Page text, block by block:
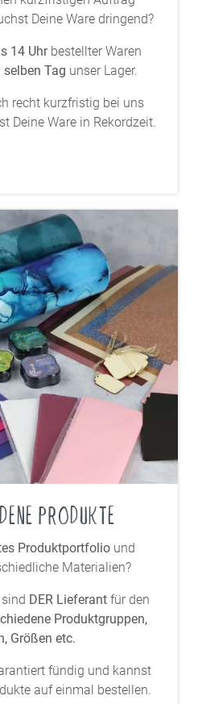
Deine Ware dringend?
14 Uhrbestellter Waren
selben Tag unser Lager.
recht kurzfristig bei uns
Deine Ware in Rekordzeit.
PRODUKTE
Produktportfoliound
Materialien?
DER Lieferantfür den
Produktgruppen,
Größen etc.
fündig und kannst
auf einmal bestellen.